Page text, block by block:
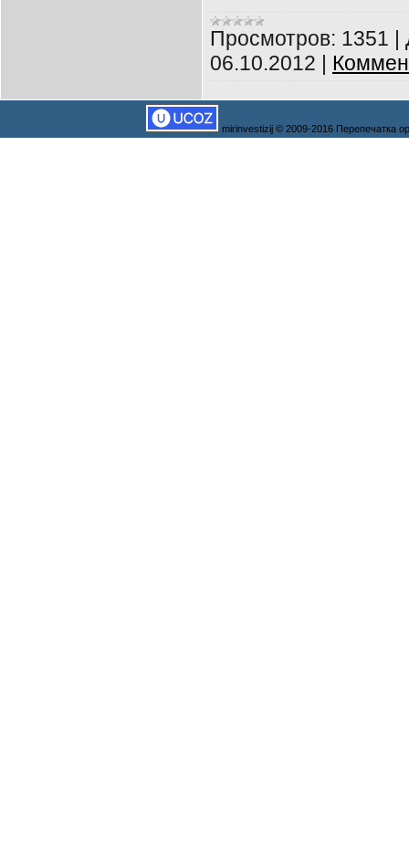
Просмотров: 1351 |
06.10.2012 |
mirinvestizij © 2009-2016 Перепечатка